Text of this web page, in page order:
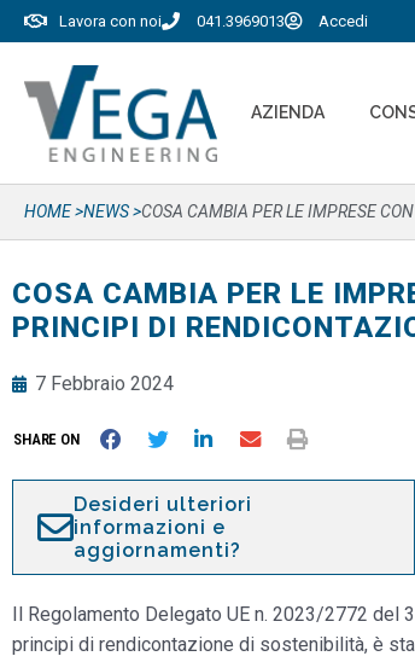
Lavora con noi 041.3969013 Accedi
AZIENDA
HOME >NEWS >COSA CAMBIA PER LE IMPRESE
COSA CAMBIA PER LE
PRINCIPI DI
7 Febbraio 2024
SHARE ON
Desideri ulteriori
informazioni e
aggiornamenti?
Il Regolamento Delegato UE n. 2023/2772 del
principi di rendicontazione di sostenibilità, è